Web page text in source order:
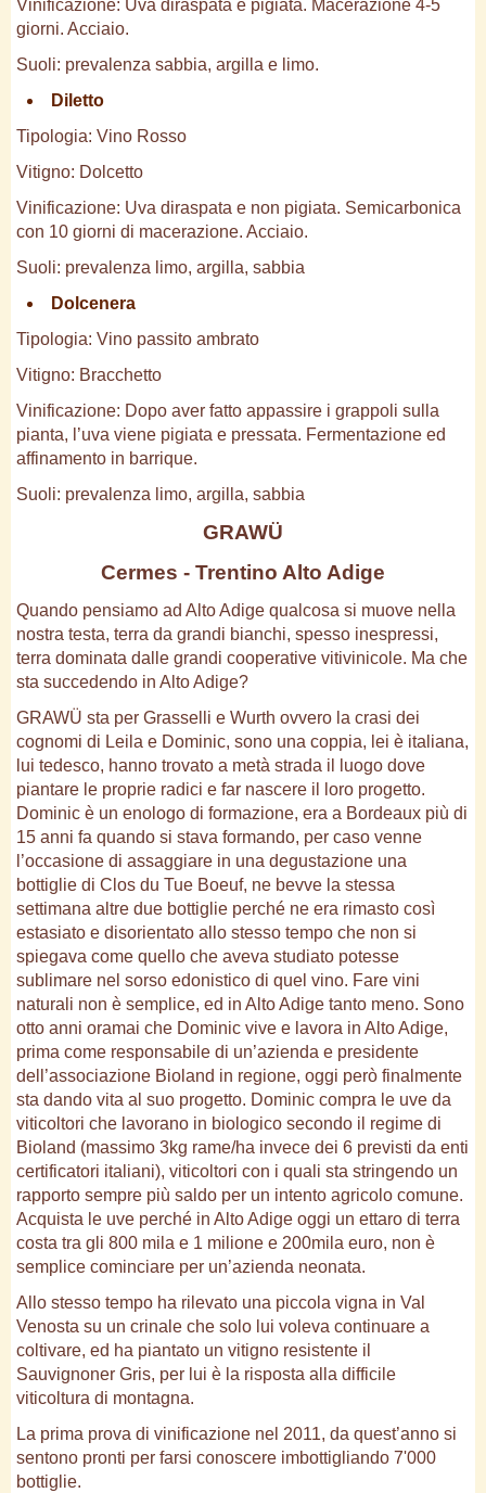
Vinificazione: Uva diraspata e pigiata. Macerazione 4-5
giorni. Acciaio.
Suoli: prevalenza sabbia, argilla e limo.
Diletto
Tipologia: Vino Rosso
Vitigno: Dolcetto
Vinificazione: Uva diraspata e non pigiata. Semicarbonica
con 10 giorni di macerazione. Acciaio.
Suoli: prevalenza limo, argilla, sabbia
Dolcenera
Tipologia: Vino passito ambrato
Vitigno: Bracchetto
Vinificazione: Dopo aver fatto appassire i grappoli sulla
pianta, l’uva viene pigiata e pressata. Fermentazione ed
affinamento in barrique.
Suoli: prevalenza limo, argilla, sabbia
GRAWÜ
Cermes - Trentino Alto Adige
Quando pensiamo ad Alto Adige qualcosa si muove nella
nostra testa, terra da grandi bianchi, spesso inespressi,
terra dominata dalle grandi cooperative vitivinicole. Ma che
sta succedendo in Alto Adige?
GRAWÜ sta per Grasselli e Wurth ovvero la crasi dei
cognomi di Leila e Dominic, sono una coppia, lei è italiana,
lui tedesco, hanno trovato a metà strada il luogo dove
piantare le proprie radici e far nascere il loro progetto.
Dominic è un enologo di formazione, era a Bordeaux più di
15 anni fa quando si stava formando, per caso venne
l’occasione di assaggiare in una degustazione una
bottiglie di Clos du Tue Boeuf, ne bevve la stessa
settimana altre due bottiglie perché ne era rimasto così
estasiato e disorientato allo stesso tempo che non si
spiegava come quello che aveva studiato potesse
sublimare nel sorso edonistico di quel vino. Fare vini
naturali non è semplice, ed in Alto Adige tanto meno. Sono
otto anni oramai che Dominic vive e lavora in Alto Adige,
prima come responsabile di un’azienda e presidente
dell’associazione Bioland in regione, oggi però finalmente
sta dando vita al suo progetto. Dominic compra le uve da
viticoltori che lavorano in biologico secondo il regime di
Bioland (massimo 3kg rame/ha invece dei 6 previsti da enti
certificatori italiani), viticoltori con i quali sta stringendo un
rapporto sempre più saldo per un intento agricolo comune.
Acquista le uve perché in Alto Adige oggi un ettaro di terra
costa tra gli 800 mila e 1 milione e 200mila euro, non è
semplice cominciare per un’azienda neonata.
Allo stesso tempo ha rilevato una piccola vigna in Val
Venosta su un crinale che solo lui voleva continuare a
coltivare, ed ha piantato un vitigno resistente il
Sauvignoner Gris, per lui è la risposta alla difficile
viticoltura di montagna.
La prima prova di vinificazione nel 2011, da quest’anno si
sentono pronti per farsi conoscere imbottigliando 7'000
bottiglie.